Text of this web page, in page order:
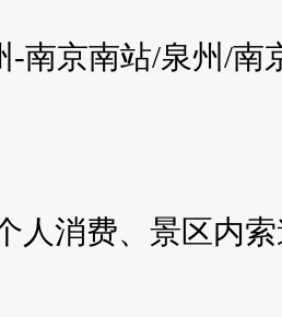
-南京南站/泉州/南
人消费、景区内